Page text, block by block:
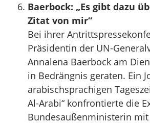
Baerbock: „Es gibt dazu
Zitat von mir“
Bei ihrer
Präsidentin der UN-
Annalena Baerbock am
in Bedrängnis geraten. Ein
arabischsprachigen
Al-Arabi“ konfrontierte die
Bundesaußenministerin